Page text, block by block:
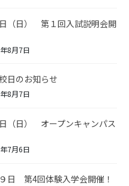
（日） 第１回入試説明会開
8月7日
日のお知らせ
8月7日
（日） オープンキャンパス
7月6日
日 第4回体験入学会開催！